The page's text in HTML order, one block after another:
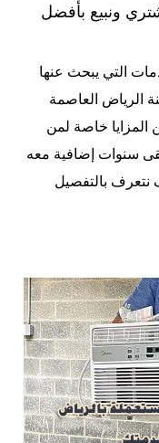
ونبيع بأفضل
التي يبحث عنها
الرياض العاصمة
المزايا خاصة لمن
سنوات إضافية معه
بالتفصيل